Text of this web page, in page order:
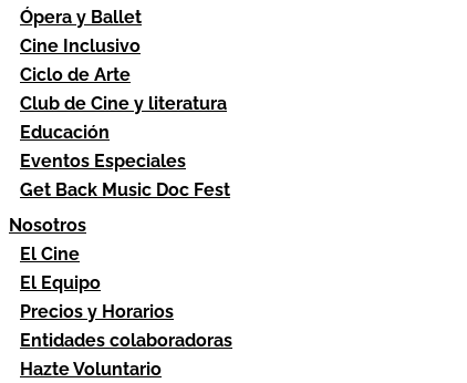
Ópera y Ballet
Cine Inclusivo
Ciclo de Arte
Club de Cine y literatura
Educación
Eventos Especiales
Get Back Music Doc Fest
Nosotros
El Cine
El Equipo
Precios y Horarios
Entidades colaboradoras
Hazte Voluntario